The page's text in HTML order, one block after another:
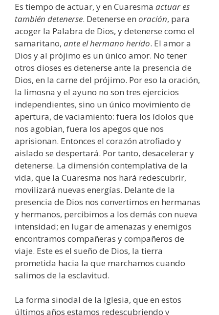
Es tiempo de actuar, y en Cuaresma actuar es
también detenerse. Detenerse en oración, para
acoger la Palabra de Dios, y detenerse como el
samaritano, ante el hermano herido. El amor a
Dios y al prójimo es un único amor. No tener
otros dioses es detenerse ante la presencia de
Dios, en la carne del prójimo. Por eso la oración,
la limosna y el ayuno no son tres ejercicios
independientes, sino un único movimiento de
apertura, de vaciamiento: fuera los ídolos que
nos agobian, fuera los apegos que nos
aprisionan. Entonces el corazón atrofiado y
aislado se despertará. Por tanto, desacelerar y
detenerse. La dimensión contemplativa de la
vida, que la Cuaresma nos hará redescubrir,
movilizará nuevas energías. Delante de la
presencia de Dios nos convertimos en hermanas
y hermanos, percibimos a los demás con nueva
intensidad; en lugar de amenazas y enemigos
encontramos compañeras y compañeros de
viaje. Este es el sueño de Dios, la tierra
prometida hacia la que marchamos cuando
salimos de la esclavitud.
La forma sinodal de la Iglesia, que en estos
últimos años estamos redescubriendo y